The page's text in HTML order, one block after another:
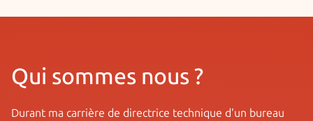
Qui somm es nous ?
Durant ma carrière de directrice technique d'un bureau